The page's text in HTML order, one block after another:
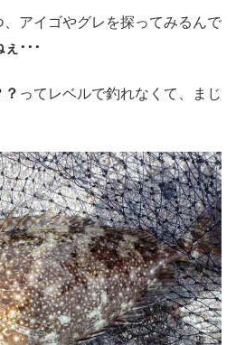
アイゴやグレを探ってみるんで
･･･
ってレベルで釣れなくて、まじ